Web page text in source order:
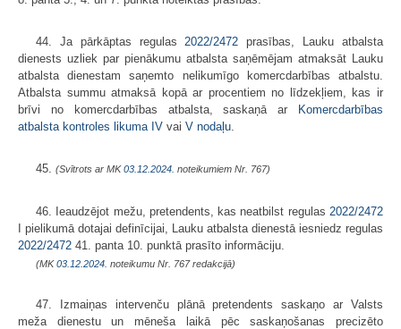
44. Ja pārkāptas regulas 2022/2472 prasības, Lauku atbalsta
dienests uzliek par pienākumu atbalsta saņēmējam atmaksāt Lauku
atbalsta dienestam saņemto nelikumīgo komercdarbības atbalstu.
Atbalsta summu atmaksā kopā ar procentiem no līdzekļiem, kas ir
brīvi no komercdarbības atbalsta, saskaņā ar Komercdarbības
atbalsta kontroles likuma IV vai V nodaļu
45. (Svītrots ar MK03.12.2024. noteikumiem Nr. 767)
46. Ieaudzējot mežu, pretendents, kas neatbilst regulas 2022/2472
I pielikumā dotajai definīcijai, Lauku atbalsta dienestā iesniedz regulas
2022/2472 41. panta 10. punktā prasīto informāciju.
(MK03.12.2024. noteikumu Nr. 767 redakcijā)
47. Izmaiņas intervenču plānā pretendents saskaņo ar Valsts
meža dienestu un mēneša laikā pēc saskaņošanas precizēto